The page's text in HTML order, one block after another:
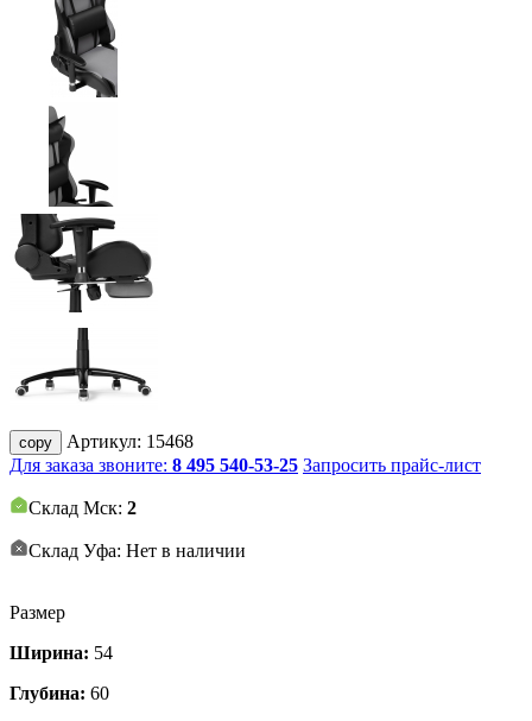
copy Артикул: 15468
Для заказа звоните: 8 495 540-53-25 Запросить прайс-лист
Склад Мск: 2
Склад Уфа: Нет в наличии
Размер
Ширина: 54
Глубина: 60